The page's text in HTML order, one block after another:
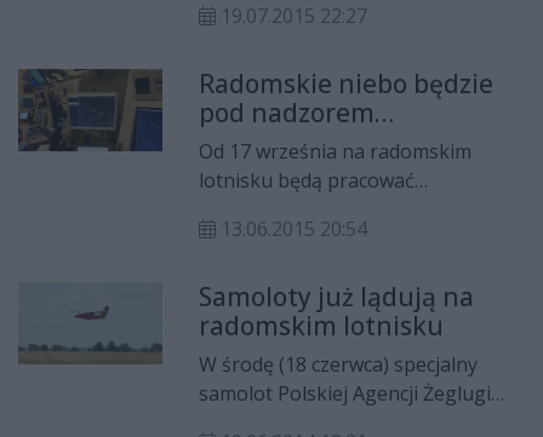
wojskową i cywilną. Wczoraj w tej
Prezesem Portu Lotniczego Radom
spotkał się w Radomiu Szef
Zarządu Wojsk Lotniczych, gen.
bryg. pil. Tomasz Drewniak.
19.07.2015 22:27
Radomskie niebo będzie
pod nadzorem
kontrolerów.
Od 17 września na radomskim
lotnisku będą pracować
w siedzibie Państwowej Agencji
Ponieważ linie Air Baltic
rozpoczynają regularne loty z
Portu Lotniczego Radom już od 1
września, przez 17 dni loty będą
obsługiwali pracownicy lotniskowej
13.06.2015 20:54
Samoloty już lądują na
radomskim lotnisku
W środę (18 czerwca) specjalny
samolot Polskiej Agencji Żeglugi